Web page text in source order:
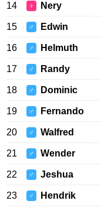
14 ♀ Nery
15 ♂ Edwin
16 ♂ Helmuth
17 ♂ Randy
18 ♂ Dominic
19 ♂ Fernando
20 ♂ Walfred
21 ♂ Wender
22 ♂ Jeshua
23 ♂ Hendrik